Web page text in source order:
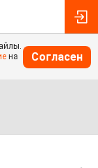
на
Согласен